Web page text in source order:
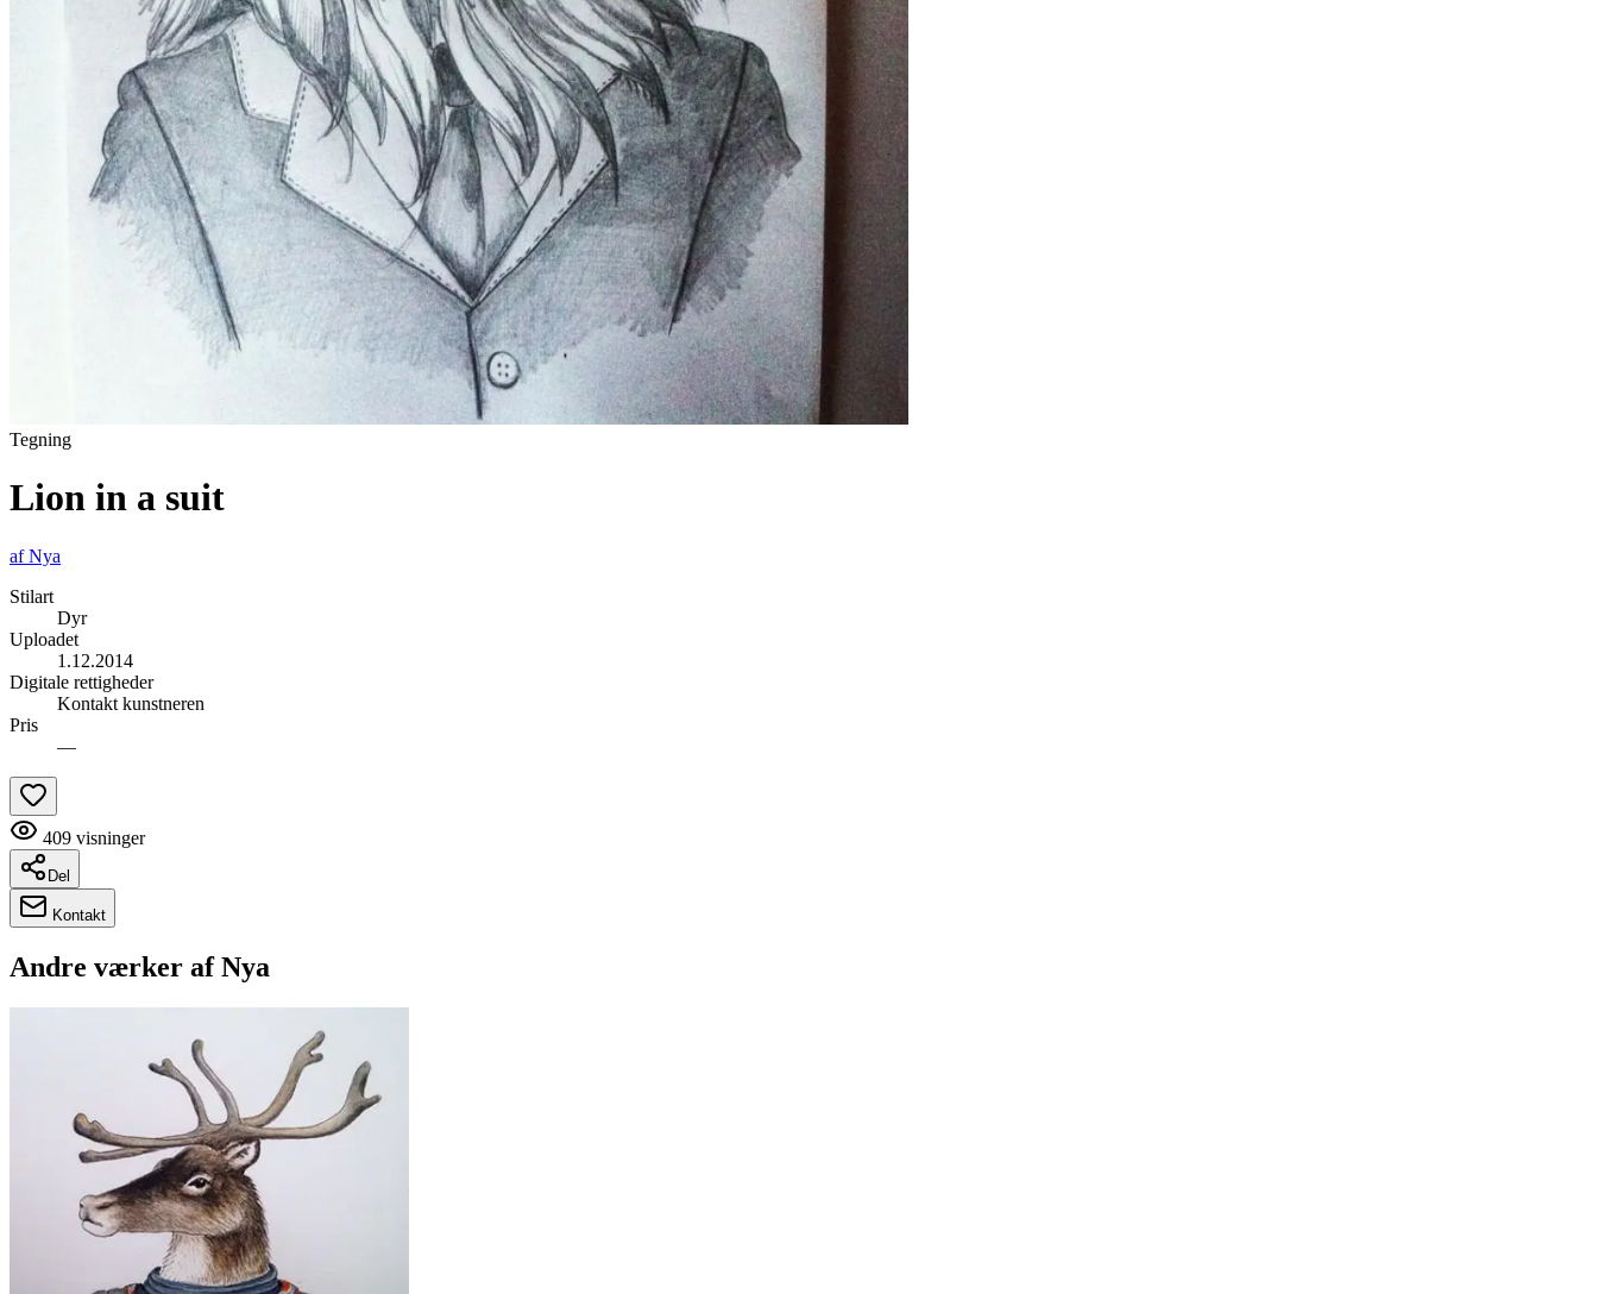
Tegning
Lion in a suit
afNya
Stilart
Dyr
Uploadet
1.12.2014
Digitale rettigheder
Kontakt kunstneren
Pris
—
409 visninger
Del
Kontakt
Andre værker afNya